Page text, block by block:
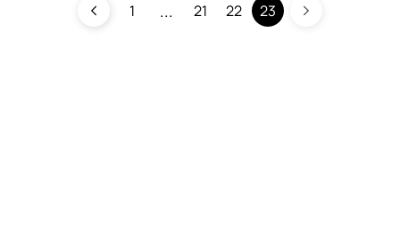
1 21 22 23